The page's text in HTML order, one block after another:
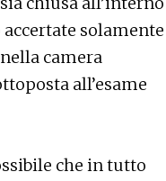
solamente
camera
all’esame
che in tutto